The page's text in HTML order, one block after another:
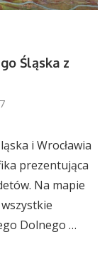
Śląska z
i Wrocławia
prezentująca
Na mapie
Dolnego …